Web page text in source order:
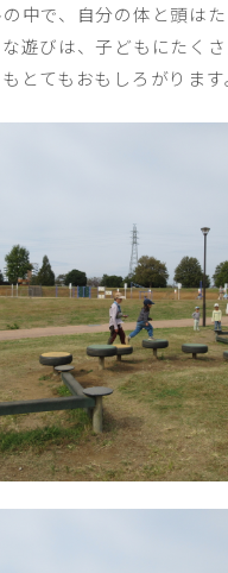
中で、自分の体と頭は
遊びは、子どもにたく
とてもおもしろがります